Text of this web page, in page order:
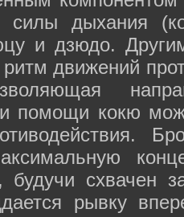
силы дыхания
и дзюдо.
движений
помощи кокю
будучи схвачен
рывку